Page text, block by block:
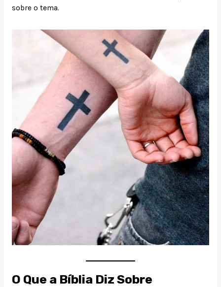
sobre o tema.
O Que a Bíblia Diz Sobre